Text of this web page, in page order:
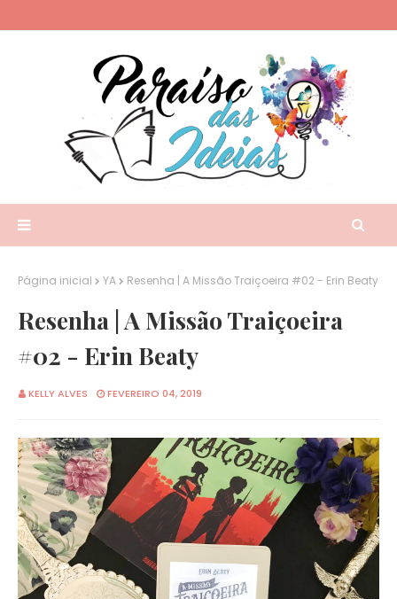
Página inicial YA Resenha | A Missão Traiçoeira #02 - Erin Beaty
Resenha | A Missão Traiçoeira
#02 - Erin Beaty
KELLY ALVES FEVEREIRO 04, 2019